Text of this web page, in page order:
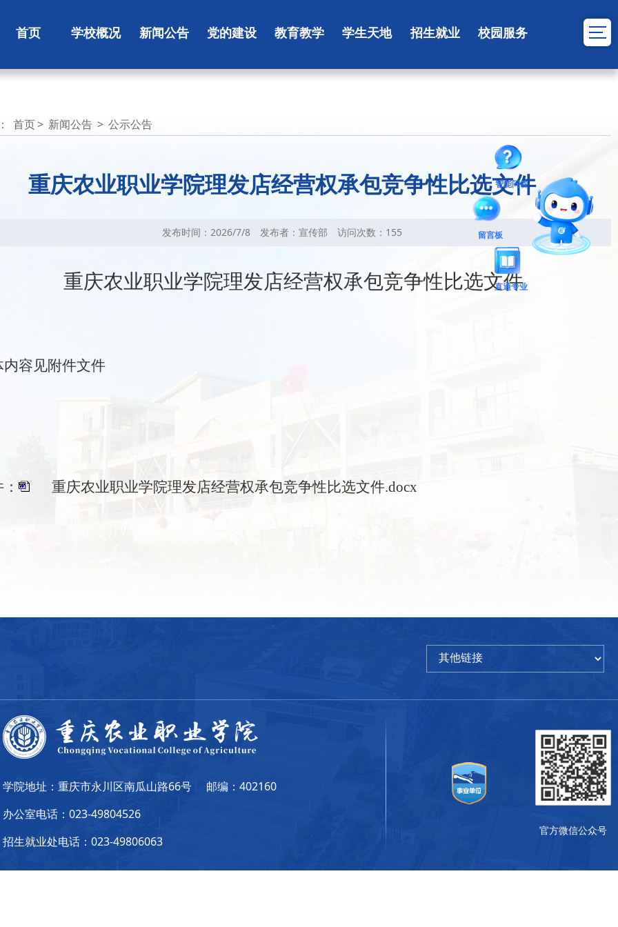
首页 学校概况 新闻公告 党的建设 教育教学 学生天地 招生就业 校园服务
首页> 新闻公告 > 公示公告
重庆农业职业学院理发店经营权承包竞争性比选文件
发布时间：2026/7/8 发布者：宣传部 访问次数： 155
重庆农业职业学院理发店经营权承包竞争性比选文件
内容见附件文件
重庆农业职业学院理发店经营权承包竞争性比选文件.docx
学院地址：重庆市永川区南瓜山路66号
邮编：402160
办公室电话：023-49804526
招生就业处电话：023-49806063
官方微信公众号
智能问答
留言板
直通专业